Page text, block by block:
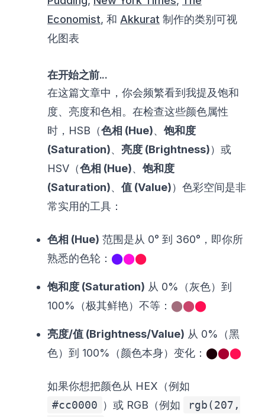
Economist, 和 Akkurat 制作的类别可视
化图表
在开始之前...
在这篇文章中，你会频繁看到我提及饱和
度、亮度和色相。在检查这些颜色属性
时，HSB（色相 (Hue)、饱和度
(Saturation)、 亮度 (Brightness)）或
HSV（色相 (Hue)、饱和度
(Saturation)、 值 (Value)）色彩空间是非
常实用的工具：
色相 (Hue) 范围是从 0° 到 360°，即你所
熟悉的色轮： ⬤⬤⬤
饱和度 (Saturation) 从 0%（灰色）到
100%（极其鲜艳）不等： ⬤⬤⬤
亮度/值 (Brightness/Value) 从 0%（黑
色）到 100%（颜色本身）变化： ⬤⬤⬤
如果你想把颜色从 HEX（例如
#cc0000 ）或 RGB（例如
rgb(207,